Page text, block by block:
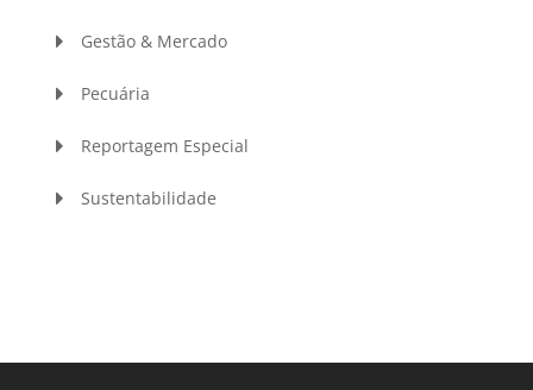
Gestão & Mercado
Pecuária
Reportagem Especial
Sustentabilidade